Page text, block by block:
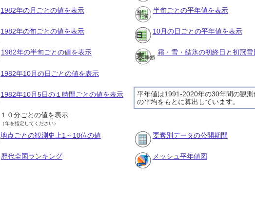
1982年の月ごとの値を表示 半旬ごとの平年値を表示
1982年の旬ごとの値を表示 10月の日ごとの平年値を表示
1982年の半旬ごとの値を表示 霜・雪・結氷の初終日と初冠
1982年10月の日ごとの値を表示
平年値は1991-2020年の30年間の観測
の平均をもとに算出しています。
1982年10月5日の１時間ごとの値を表示
１０分ごとの値を表示
（年を指定してください）
地点ごとの観測史上1～10位の値 要素別データの公開期間
歴代全国ランキング メッシュ平年値図